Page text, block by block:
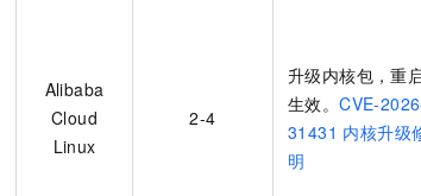
Alibaba
Cloud
Linux
2-4
升级内核包，重
生效。CVE-
31431 内核升级
明
大模型服务平台百
丰富多元化的应用
大模型ACA认证体验
助力企业全员 AI 认知与能力提升
生态解决方案
行业生态解决方案
CRM
OA 办公系统
财税管理